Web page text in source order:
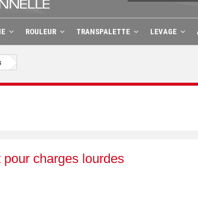
ROULEUR TRANSPALETTE LEVAGE
charges lourdes